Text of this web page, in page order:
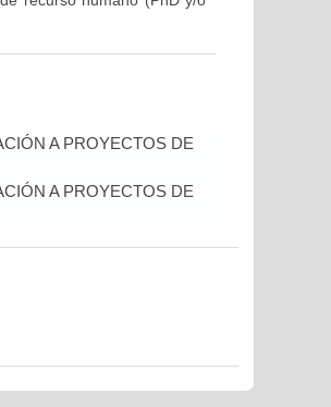
A PROYECTOS DE
A PROYECTOS DE